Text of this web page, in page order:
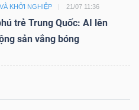
KHỞI NGHIỆP 21/07 11:36
trẻ Trung Quốc: AI lên
sản vắng bóng